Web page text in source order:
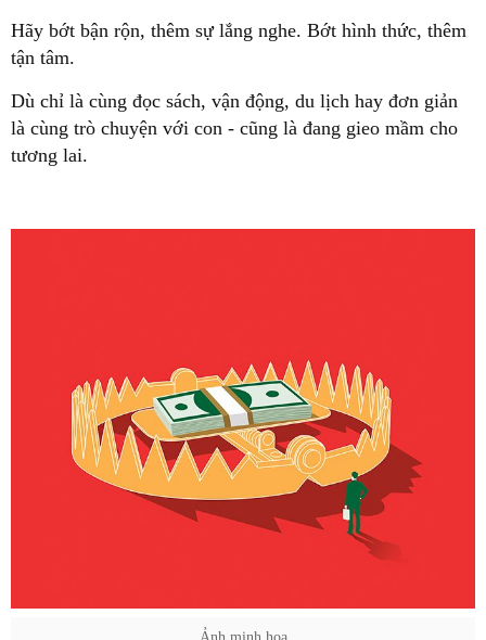
Hãy bớt bận rộn, thêm sự lắng nghe. Bớt hình thức, thêm
tận tâm.
Dù chỉ là cùng đọc sách, vận động, du lịch hay đơn giản
là cùng trò chuyện với con - cũng là đang gieo mầm cho
tương lai.